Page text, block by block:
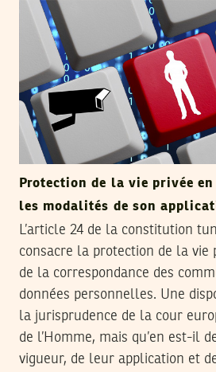
Protection de la vie privée
les modalités de son
L’article 24 de la constitution
consacre la protection de la vie
de la correspondance des
données personnelles. Une
la jurisprudence de la cour
de l’Homme, mais qu’en est-il
vigueur, de leur application et